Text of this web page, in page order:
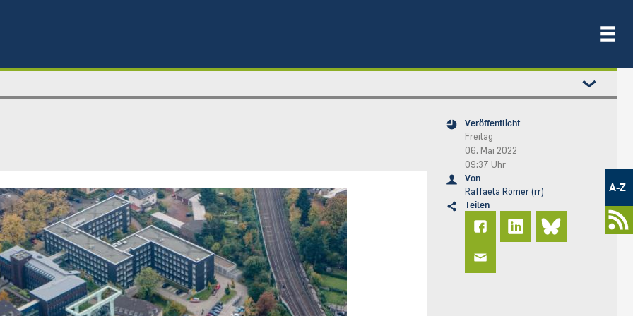
Metamenü
A-Z
Veröffentlicht
Freitag
06. Mai 2022
09:37 Uhr
Von
Raffaela Römer (rr)
Teilen